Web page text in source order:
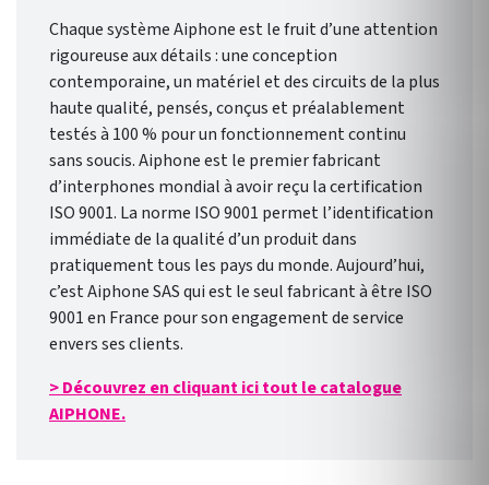
Chaque système Aiphone est le fruit d’une attention
rigoureuse aux détails : une conception
contemporaine, un matériel et des circuits de la plus
haute qualité, pensés, conçus et préalablement
testés à 100 % pour un fonctionnement continu
sans soucis. Aiphone est le premier fabricant
d’interphones mondial à avoir reçu la certification
ISO 9001. La norme ISO 9001 permet l’identification
immédiate de la qualité d’un produit dans
pratiquement tous les pays du monde. Aujourd’hui,
c’est Aiphone SAS qui est le seul fabricant à être ISO
9001 en France pour son engagement de service
envers ses clients.
> Découvrez en cliquant ici tout le catalogue
AIPHONE.